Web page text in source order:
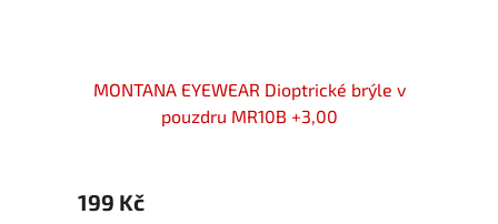
MONTANA EYEWEAR Dioptrické brýle v
pouzdru MR10B +3,00
199 Kč